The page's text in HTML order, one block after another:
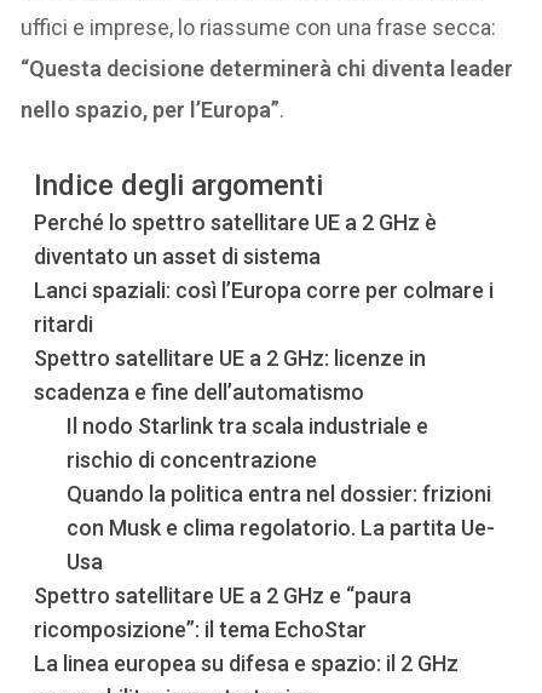
uffici e imprese, lo riassume con una frase secca:
“Questa decisione determinerà chi diventa leader
nello spazio, per l’Europa”.
Indice degli argomenti
Perché lo spettro satellitare UE a 2 GHz è
diventato un asset di sistema
Lanci spaziali: così l’Europa corre per colmare i
ritardi
Spettro satellitare UE a 2 GHz: licenze in
scadenza e fine dell’automatismo
Il nodo Starlink tra scala industriale e
rischio di concentrazione
Quando la politica entra nel dossier: frizioni
con Musk e clima regolatorio. La partita Ue-
Usa
Spettro satellitare UE a 2 GHz e “paura
ricomposizione”: il tema EchoStar
La linea europea su difesa e spazio: il 2 GHz